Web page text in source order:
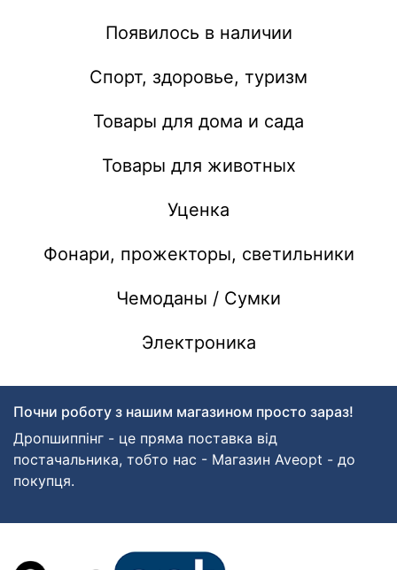
Появилось в наличии
Спорт, здоровье, туризм
Товары для дома и сада
Товары для животных
Уценка
Фонари, прожекторы, светильники
Чемоданы / Сумки
Электроника
Почни роботу з нашим магазином просто зараз!
Дропшиппінг - це пряма поставка від
постачальника, тобто нас - Магазин Aveopt - до
покупця.